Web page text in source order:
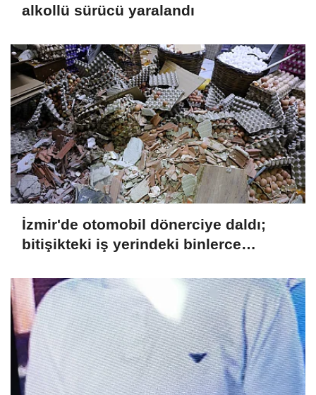
alkollü sürücü yaralandı
İzmir'de otomobil dönerciye daldı;
bitişikteki iş yerindeki binlerce